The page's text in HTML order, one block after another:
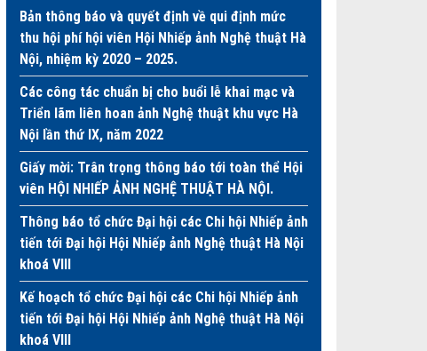
Bản thông báo và quyết định về qui định mức
thu hội phí hội viên Hội Nhiếp ảnh Nghệ thuật Hà
Nội, nhiệm kỳ 2020 – 2025.
Các công tác chuẩn bị cho buổi lễ khai mạc và
Triển lãm liên hoan ảnh Nghệ thuật khu vực Hà
Nội lần thứ IX, năm 2022
Giấy mời: Trân trọng thông báo tới toàn thể Hội
viên HỘI NHIẾP ẢNH NGHỆ THUẬT HÀ NỘI.
Thông báo tổ chức Đại hội các Chi hội Nhiếp ảnh
tiến tới Đại hội Hội Nhiếp ảnh Nghệ thuật Hà Nội
khoá VIII
Kế hoạch tổ chức Đại hội các Chi hội Nhiếp ảnh
tiến tới Đại hội Hội Nhiếp ảnh Nghệ thuật Hà Nội
khoá VIII